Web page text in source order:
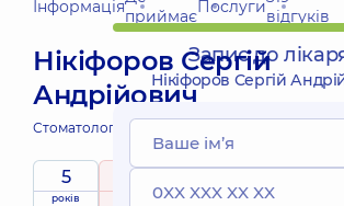
ІнформаціяприймаєПослугивідгуків
Нікіфоров Сергій
Андрійович
Стоматолог дитячий;
5
років
рейтингна підставі
приймає
Запис до
Нікіфоров Сергій